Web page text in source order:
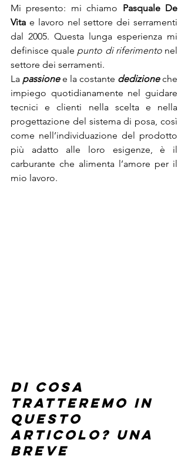
Mi presento: mi chiamo Pasquale De
Vita e lavoro nel settore dei serramenti
dal 2005. Questa lunga esperienza mi
definisce quale punto di riferimento nel
settore dei serramenti.
La passione e la costante dedizione che
impiego quotidianamente nel guidare
tecnici e clienti nella scelta e nella
progettazione del sistema di posa, così
come nell’individuazione del prodotto
più adatto alle loro esigenze, è il
carburante che alimenta l’amore per il
mio lavoro.
Di cosa
tratteremo in
questo
articolo? Una
breve